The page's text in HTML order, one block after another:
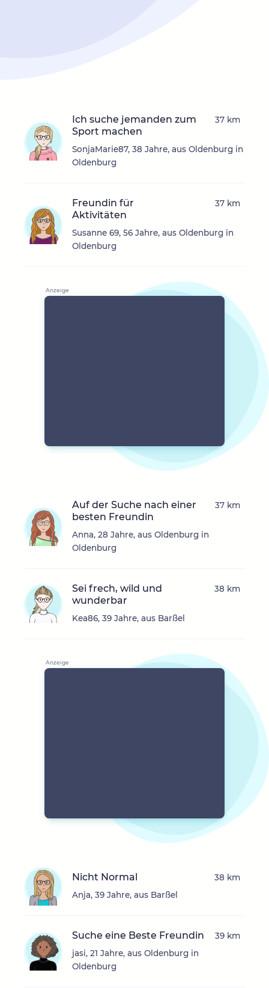
Ich suche jemanden zum
Sport machen
SonjaMarie87, 38 Jahre, aus Oldenburg in
Oldenburg
37 km
Freundin für
Aktivitäten
Susanne 69, 56 Jahre, aus Oldenburg in
Oldenburg
37 km
Auf der Suche nach einer
besten Freundin
Anna, 28 Jahre, aus Oldenburg in
Oldenburg
37 km
Sei frech, wild und
wunderbar
Kea86, 39 Jahre, aus Barßel
38 km
Nicht Normal
Anja, 39 Jahre, aus Barßel
38 km
Suche eine Beste Freundin
jasi, 21 Jahre, aus Oldenburg in
Oldenburg
39 km